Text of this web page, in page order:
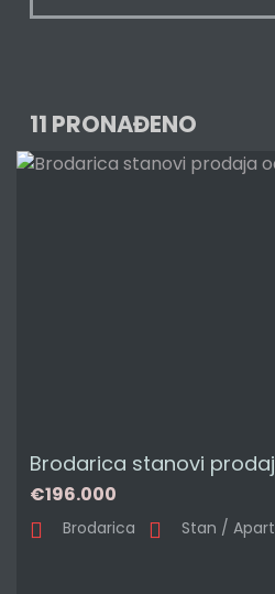
11 PRONAĐENO
Brodarica stanovi
€196.000
Brodarica Stan /